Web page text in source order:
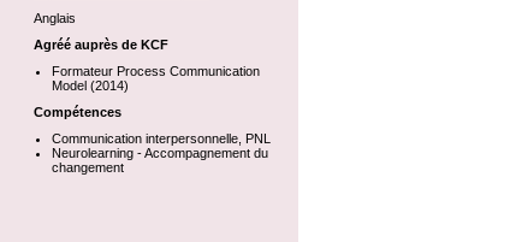
Anglais
Agréé auprès de KCF
Formateur Process Communication
Model (2014)
Compétences
Communication interpersonnelle, PNL
Neurolearning - Accompagnement du
changement